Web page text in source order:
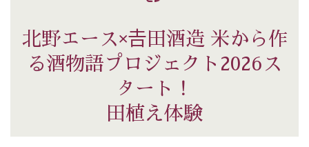
北野エース×𠮷田酒造 米から作
る酒物語プロジェクト2026ス
タート！
田植え体験